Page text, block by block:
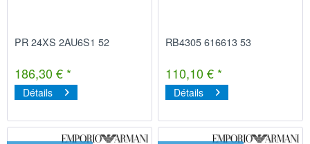
PR 24XS 2AU6S1 52
186,30 € *
Détails
RB4305 616613 53
110,10 € *
Détails